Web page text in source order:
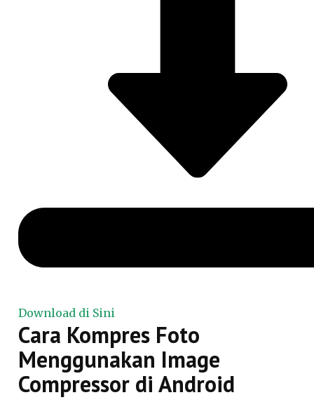
Download di Sini
Cara Kompres Foto
Menggunakan Image
Compressor di Android